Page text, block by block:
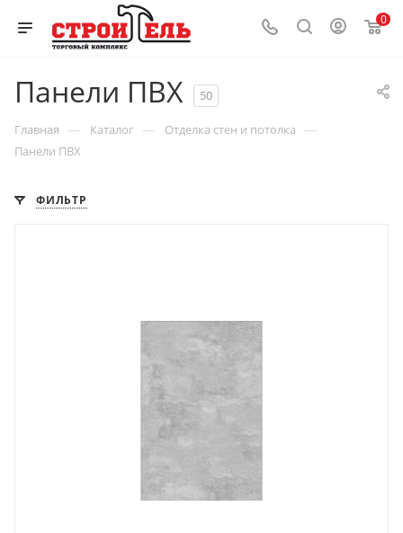
0
Панели ПВХ 50
Главная — Каталог — Отделка стен и потолка —
Панели ПВХ
ФИЛЬТР